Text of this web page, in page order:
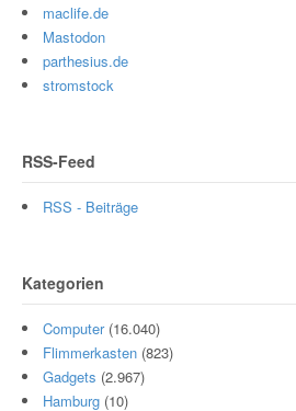
maclife.de
Mastodon
parthesius.de
stromstock
RSS-Feed
RSS - Beiträge
Kategorien
Computer(16.040)
Flimmerkasten (823)
Gadgets (2.967)
Hamburg (10)